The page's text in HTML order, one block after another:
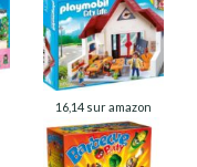
16,14 sur amazon